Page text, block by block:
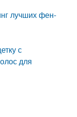
лучших фен-
с
для